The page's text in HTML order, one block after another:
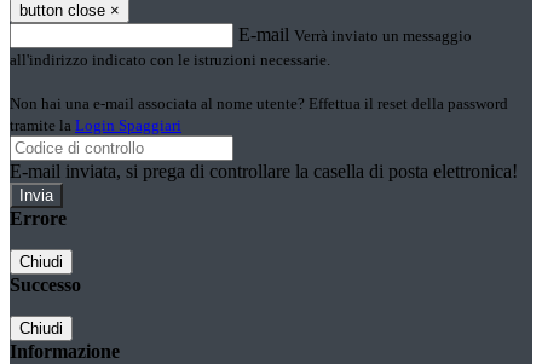
button close ×
E-mail Verrà inviato un messaggio
all'indirizzo indicato con le istruzioni necessarie.
Non hai una e-mail associata al nome utente? Effettua il reset della password
tramite la Login Spaggiari
E-mail inviata, si prega di controllare la casella di posta elettronica!
Errore
Chiudi
Successo
Chiudi
Informazione